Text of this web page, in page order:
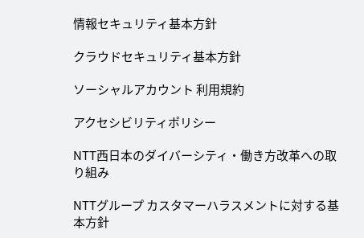
情報セキュリティ基本方針
クラウドセキュリティ基本方針
ソーシャルアカウント 利用規約
アクセシビリティポリシー
NTT西日本のダイバーシティ・働き方改革への取
り組み
NTTグループ カスタマーハラスメントに対する基
本方針